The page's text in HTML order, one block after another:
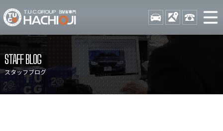
TUCグループ BMW専門 八
STOCK ACCESS 042-
ニュース
在庫リスト
目玉車両一覧
保証＆サービス
アクセスマップ
STAFF BLOG
スタッフブログ